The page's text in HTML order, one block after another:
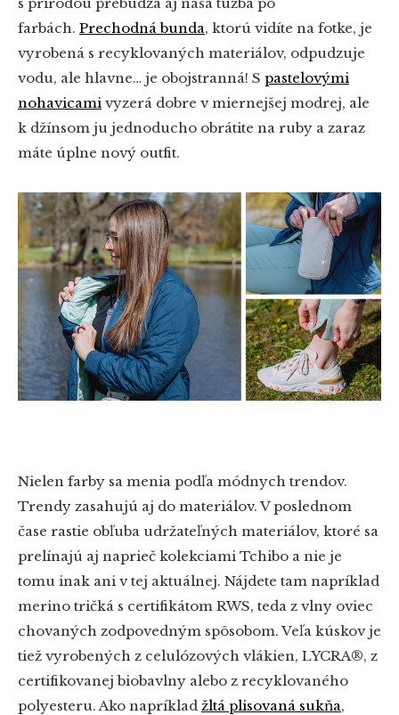
farbách. Prechodná bunda, ktorú vidíte na fotke, je
vyrobená s recyklovaných materiálov, odpudzuje
vodu, ale hlavne… je obojstranná! S pastelovými
nohavicami vyzerá dobre v miernejšej modrej, ale
k džínsom ju jednoducho obrátite na ruby a zaraz
máte úplne nový outfit.
Nielen farby sa menia podľa módnych trendov.
Trendy zasahujú aj do materiálov. V poslednom
čase rastie obľuba udržateľných materiálov, ktoré sa
prelínajú aj naprieč kolekciami Tchibo a nie je
tomu inak ani v tej aktuálnej. Nájdete tam napríklad
merino tričká s certifikátom RWS, teda z vlny oviec
chovaných zodpovedným spôsobom. Veľa kúskov je
tiež vyrobených z celulózových vlákien, LYCRA®, z
certifikovanej biobavlny alebo z recyklovaného
polyesteru. Ako napríklad žltá plisovaná sukňa,